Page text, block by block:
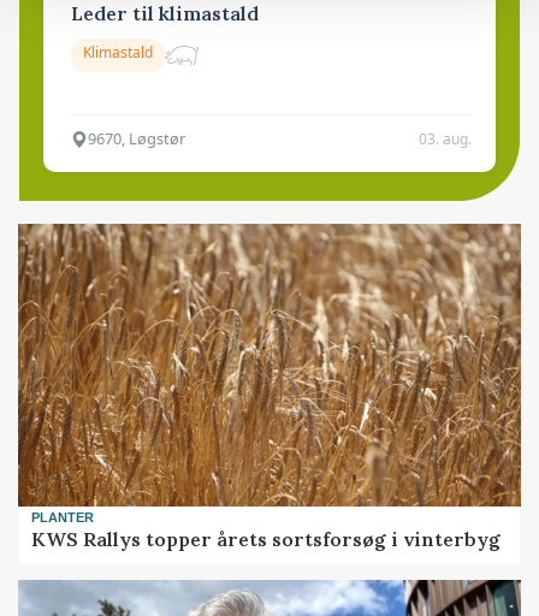
Leder til klimastald
Klimastald
9670, Løgstør 03. aug.
PLANTER
KWS Rallys topper årets sortsforsøg i vinterbyg